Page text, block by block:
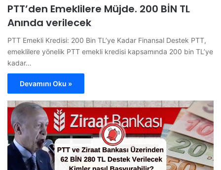
PTT’den Emeklilere Müjde. 200 BİN TL
Anında verilecek
PTT Emekli Kredisi: 200 Bin TL’ye Kadar Finansal Destek PTT,
emeklilere yönelik PTT emekli kredisi kapsamında 200 bin TL’ye
kadar…
Devamını Oku »